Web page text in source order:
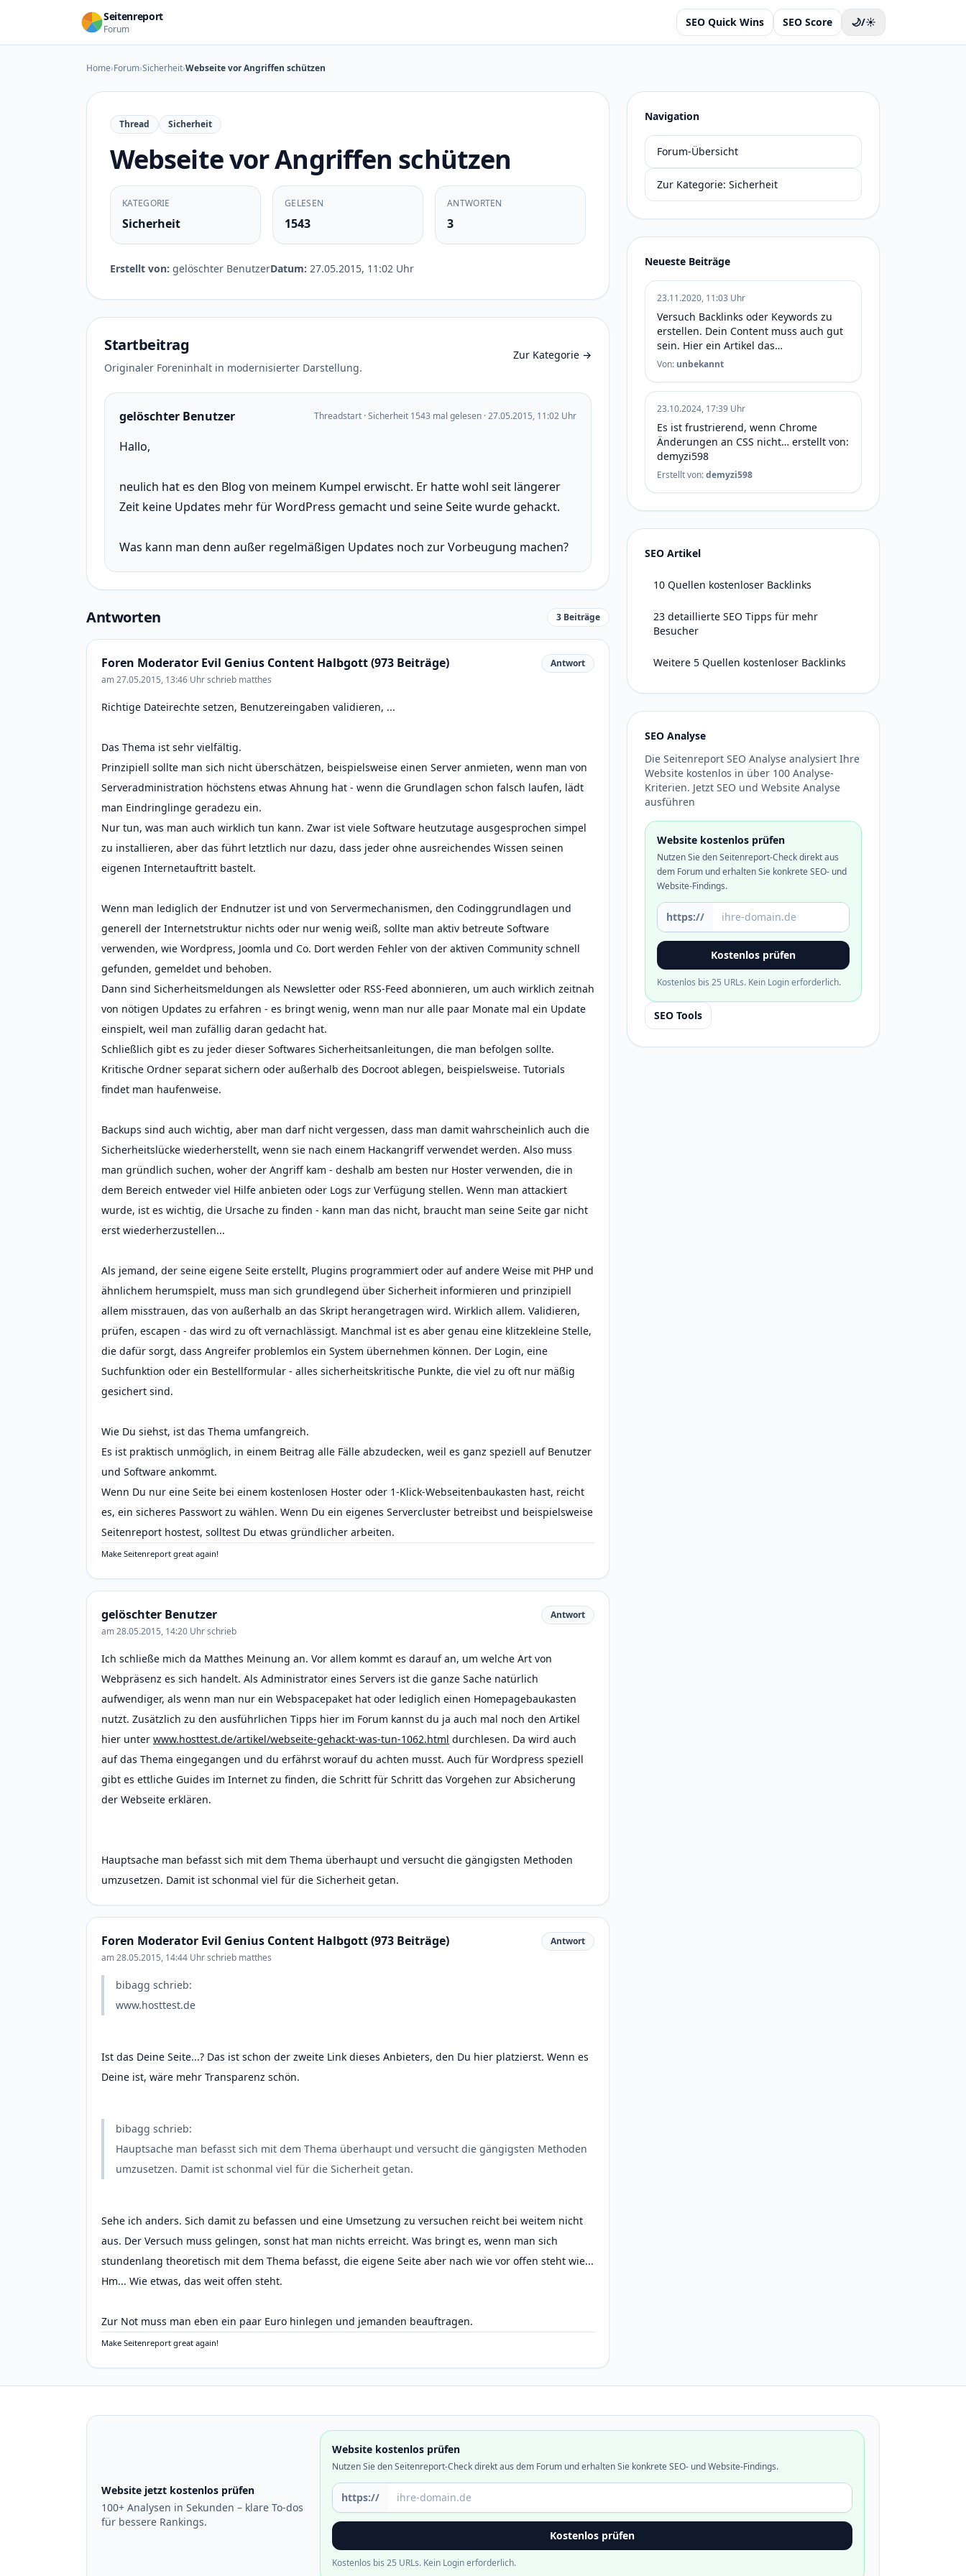
Zum Inhalt springen
Seitenreport
Forum
SEO Quick Wins SEO Score 🌙/☀️
Home›Forum›Sicherheit›Webseite vor Angriffen schützen
Thread Sicherheit
Webseite vor Angriffen schützen
KATEGORIE
Sicherheit
GELESEN
1543
ANTWORTEN
3
Erstellt von: gelöschter BenutzerDatum: 27.05.2015, 11:02 Uhr
Startbeitrag
Originaler Foreninhalt in modernisierter Darstellung.
Zur Kategorie →
gelöschter Benutzer Threadstart · Sicherheit 1543 mal gelesen · 27.05.2015, 11:02 Uhr
Hallo,
neulich hat es den Blog von meinem Kumpel erwischt. Er hatte wohl seit längerer
Zeit keine Updates mehr für WordPress gemacht und seine Seite wurde gehackt.
Was kann man denn außer regelmäßigen Updates noch zur Vorbeugung machen?
Antworten 3 Beiträge
Foren Moderator Evil Genius Content Halbgott (973 Beiträge)
am 27.05.2015, 13:46 Uhr schrieb matthes
Antwort
Richtige Dateirechte setzen, Benutzereingaben validieren, ...
Das Thema ist sehr vielfältig.
Prinzipiell sollte man sich nicht überschätzen, beispielsweise einen Server anmieten, wenn man von
Serveradministration höchstens etwas Ahnung hat - wenn die Grundlagen schon falsch laufen, lädt
man Eindringlinge geradezu ein.
Nur tun, was man auch wirklich tun kann. Zwar ist viele Software heutzutage ausgesprochen simpel
zu installieren, aber das führt letztlich nur dazu, dass jeder ohne ausreichendes Wissen seinen
eigenen Internetauftritt bastelt.
Wenn man lediglich der Endnutzer ist und von Servermechanismen, den Codinggrundlagen und
generell der Internetstruktur nichts oder nur wenig weiß, sollte man aktiv betreute Software
verwenden, wie Wordpress, Joomla und Co. Dort werden Fehler von der aktiven Community schnell
gefunden, gemeldet und behoben.
Dann sind Sicherheitsmeldungen als Newsletter oder RSS-Feed abonnieren, um auch wirklich zeitnah
von nötigen Updates zu erfahren - es bringt wenig, wenn man nur alle paar Monate mal ein Update
einspielt, weil man zufällig daran gedacht hat.
Schließlich gibt es zu jeder dieser Softwares Sicherheitsanleitungen, die man befolgen sollte.
Kritische Ordner separat sichern oder außerhalb des Docroot ablegen, beispielsweise. Tutorials
findet man haufenweise.
Backups sind auch wichtig, aber man darf nicht vergessen, dass man damit wahrscheinlich auch die
Sicherheitslücke wiederherstellt, wenn sie nach einem Hackangriff verwendet werden. Also muss
man gründlich suchen, woher der Angriff kam - deshalb am besten nur Hoster verwenden, die in
dem Bereich entweder viel Hilfe anbieten oder Logs zur Verfügung stellen. Wenn man attackiert
wurde, ist es wichtig, die Ursache zu finden - kann man das nicht, braucht man seine Seite gar nicht
erst wiederherzustellen...
Als jemand, der seine eigene Seite erstellt, Plugins programmiert oder auf andere Weise mit PHP und
ähnlichem herumspielt, muss man sich grundlegend über Sicherheit informieren und prinzipiell
allem misstrauen, das von außerhalb an das Skript herangetragen wird. Wirklich allem. Validieren,
prüfen, escapen - das wird zu oft vernachlässigt. Manchmal ist es aber genau eine klitzekleine Stelle,
die dafür sorgt, dass Angreifer problemlos ein System übernehmen können. Der Login, eine
Suchfunktion oder ein Bestellformular - alles sicherheitskritische Punkte, die viel zu oft nur mäßig
gesichert sind.
Wie Du siehst, ist das Thema umfangreich.
Es ist praktisch unmöglich, in einem Beitrag alle Fälle abzudecken, weil es ganz speziell auf Benutzer
und Software ankommt.
Wenn Du nur eine Seite bei einem kostenlosen Hoster oder 1-Klick-Webseitenbaukasten hast, reicht
es, ein sicheres Passwort zu wählen. Wenn Du ein eigenes Servercluster betreibst und beispielsweise
Seitenreport hostest, solltest Du etwas gründlicher arbeiten.
Make Seitenreport great again!
gelöschter Benutzer
am 28.05.2015, 14:20 Uhr schrieb
Antwort
Ich schließe mich da Matthes Meinung an. Vor allem kommt es darauf an, um welche Art von
Webpräsenz es sich handelt. Als Administrator eines Servers ist die ganze Sache natürlich
aufwendiger, als wenn man nur ein Webspacepaket hat oder lediglich einen Homepagebaukasten
nutzt. Zusätzlich zu den ausführlichen Tipps hier im Forum kannst du ja auch mal noch den Artikel
hier unter www.hosttest.de/artikel/webseite-gehackt-was-tun-1062.html durchlesen. Da wird auch
auf das Thema eingegangen und du erfährst worauf du achten musst. Auch für Wordpress speziell
gibt es ettliche Guides im Internet zu finden, die Schritt für Schritt das Vorgehen zur Absicherung
der Webseite erklären.
Hauptsache man befasst sich mit dem Thema überhaupt und versucht die gängigsten Methoden
umzusetzen. Damit ist schonmal viel für die Sicherheit getan.
Foren Moderator Evil Genius Content Halbgott (973 Beiträge)
am 28.05.2015, 14:44 Uhr schrieb matthes
Antwort
bibagg schrieb:
www.hosttest.de
Ist das Deine Seite...? Das ist schon der zweite Link dieses Anbieters, den Du hier platzierst. Wenn es
Deine ist, wäre mehr Transparenz schön.
bibagg schrieb:
Hauptsache man befasst sich mit dem Thema überhaupt und versucht die gängigsten Methoden
umzusetzen. Damit ist schonmal viel für die Sicherheit getan.
Sehe ich anders. Sich damit zu befassen und eine Umsetzung zu versuchen reicht bei weitem nicht
aus. Der Versuch muss gelingen, sonst hat man nichts erreicht. Was bringt es, wenn man sich
stundenlang theoretisch mit dem Thema befasst, die eigene Seite aber nach wie vor offen steht wie...
Hm... Wie etwas, das weit offen steht.
Zur Not muss man eben ein paar Euro hinlegen und jemanden beauftragen.
Make Seitenreport great again!
Navigation
Forum-Übersicht
Zur Kategorie: Sicherheit
Neueste Beiträge
23.11.2020, 11:03 Uhr
Versuch Backlinks oder Keywords zu
erstellen. Dein Content muss auch gut
sein. Hier ein Artikel das…
Von: unbekannt
23.10.2024, 17:39 Uhr
Es ist frustrierend, wenn Chrome
Änderungen an CSS nicht… erstellt von:
demyzi598
Erstellt von:demyzi598
SEO Artikel
10 Quellen kostenloser Backlinks
23 detaillierte SEO Tipps für mehr
Besucher
Weitere 5 Quellen kostenloser Backlinks
SEO Analyse
Die Seitenreport SEO Analyse analysiert Ihre
Website kostenlos in über 100 Analyse-
Kriterien. Jetzt SEO und Website Analyse
ausführen
Website kostenlos prüfen
Nutzen Sie den Seitenreport-Check direkt aus
dem Forum und erhalten Sie konkrete SEO- und
Website-Findings.
Domain oder URL
https://
Kostenlos prüfen
Kostenlos bis 25 URLs. Kein Login erforderlich.
SEO Tools
Website jetzt kostenlos prüfen
100+ Analysen in Sekunden – klare To-dos
für bessere Rankings.
Website kostenlos prüfen
Nutzen Sie den Seitenreport-Check direkt aus dem Forum und erhalten Sie konkrete SEO- und Website-Findings.
Domain oder URL
https://
Kostenlos prüfen
Kostenlos bis 25 URLs. Kein Login erforderlich.